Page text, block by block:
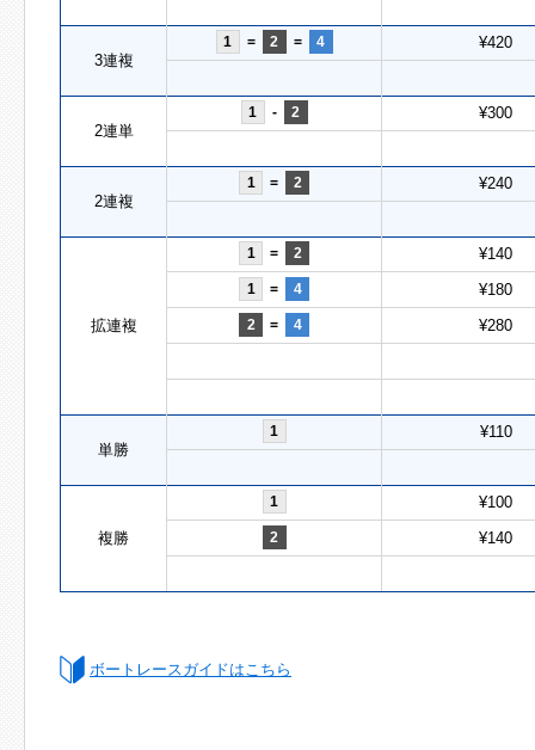
3連複
1 = 2 = 4 ¥420
2連単
1 - 2 ¥300
2連複
1 = 2 ¥240
拡連複
1 = 2 ¥140
1 = 4 ¥180
2 = 4 ¥280
単勝
1 ¥110
複勝
1 ¥100
2 ¥140
ボートレースガイドはこちら